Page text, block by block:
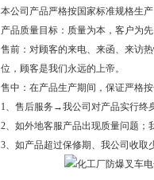
本公司产品严格按国家标准规格生
产品质量目标：质量为本，客户为
售前：对顾客的来电、来函、来访
位，顾客是我们永远的上帝。
售中：在产品生产期间，保证严格
1、售后服务→我公司对产品实行终
2、如外地客服产品出现质量问题；
3、如产品超过保修期、我公司收取